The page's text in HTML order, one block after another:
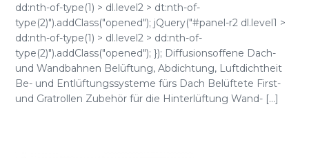
dd:nth-of-type(1) > dl.level2 > dt:nth-of-
type(2)").addClass("opened"); jQuery("#panel-r2 dl.level1 >
dd:nth-of-type(1) > dl.level2 > dd:nth-of-
type(2)").addClass("opened"); }); Diffusionsoffene Dach-
und Wandbahnen Belüftung, Abdichtung, Luftdichtheit
Be- und Entlüftungssysteme fürs Dach Belüftete First-
und Gratrollen Zubehör für die Hinterlüftung Wand- [...]